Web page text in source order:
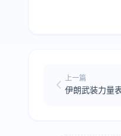
上一篇
伊朗武装力量